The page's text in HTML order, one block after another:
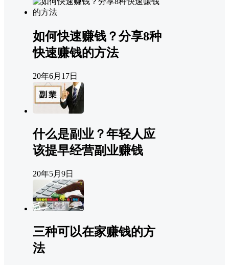
如何快速赚钱？分享8种
快速赚钱的方法
20年6月17日
什么是副业？年轻人应
该提早经营副业赚钱
20年5月9日
三种可以在家赚钱的方
法